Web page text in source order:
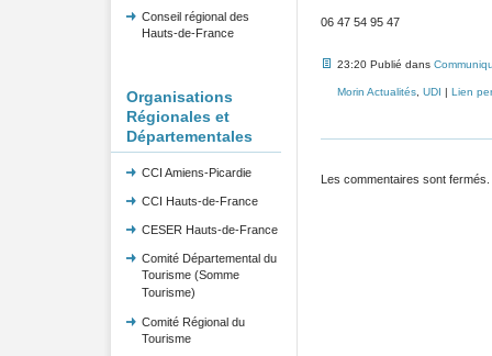
Conseil régional des
Hauts-de-France
Organisations
Régionales et
Départementales
CCI Amiens-Picardie
CCI Hauts-de-France
CESER Hauts-de-France
Comité Départemental du
Tourisme (Somme
Tourisme)
Comité Régional du
Tourisme
06 47 54 95 47
23:20 Publié dans
Morin Actualités, UDI Lien
Les commentaires sont fermés.